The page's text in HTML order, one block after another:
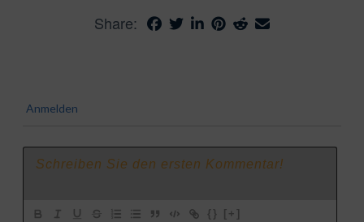
Share:
Anmelden
{} [+]